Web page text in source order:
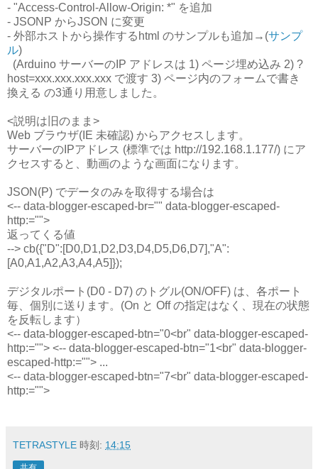
- "Access-Control-Allow-Origin: *" を追加
- JSONP からJSON に変更
- 外部ホストから操作するhtml のサンプルも追加→(サンプ
ル)
(Arduino サーバーのIP アドレスは 1) ページ埋め込み 2) ?
host=xxx.xxx.xxx.xxx で渡す 3) ページ内のフォームで書き
換える の3通り用意しました。
<説明は旧のまま>
Web ブラウザ(IE 未確認) からアクセスします。
サーバーのIPアドレス (標準では http://192.168.1.177/) にア
クセスすると、動画のような画面になります。
JSON(P) でデータのみを取得する場合は
<-- data-blogger-escaped-br="" data-blogger-escaped-
http:="">
返ってくる値
--> cb({"D":[D0,D1,D2,D3,D4,D5,D6,D7],"A":
[A0,A1,A2,A3,A4,A5]});
デジタルポート(D0 - D7) のトグル(ON/OFF) は、各ポート
毎、個別に送ります。(On と Off の指定はなく、現在の状態
を反転します）
<-- data-blogger-escaped-btn="0<br" data-blogger-escaped-
http:=""> <-- data-blogger-escaped-btn="1<br" data-blogger-
escaped-http:=""> ...
<-- data-blogger-escaped-btn="7<br" data-blogger-escaped-
http:="">
TETRASTYLE 時刻: 14:15